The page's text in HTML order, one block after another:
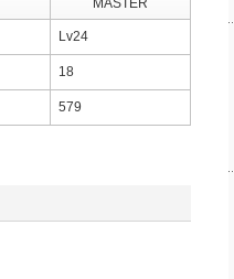
MASTER
Lv24
18
579